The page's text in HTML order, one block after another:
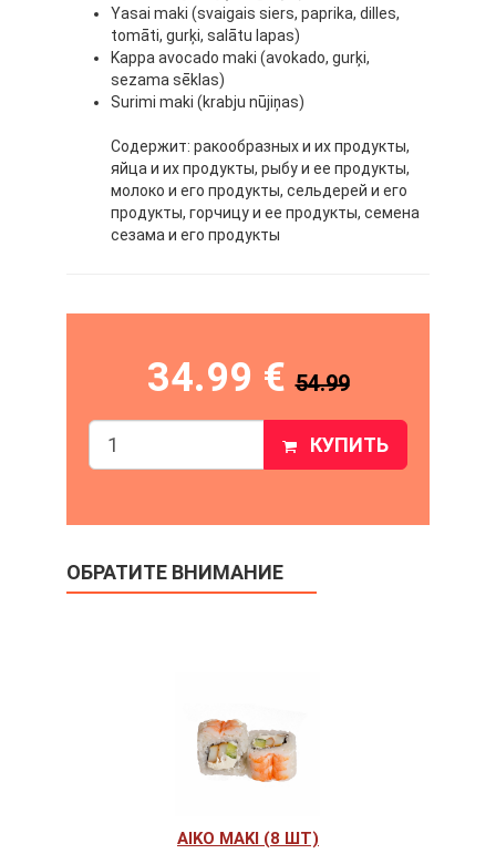
Yasai maki (svaigais siers, paprika, dilles,
tomāti, gurķi, salātu lapas)
Kappa avocado maki (avokado, gurķi,
sezama sēklas)
Surimi maki (krabju nūjiņas)
Содержит: ракообразных и их продукты,
яйца и их продукты, рыбу и ее продукты,
молоко и его продукты, сельдерей и его
продукты, горчицу и ее продукты, семена
сезама и его продукты
34.99 €54.99
КУПИТЬ
ОБРАТИТЕ ВНИМАНИЕ
AIKO MAKI (8 ШТ)